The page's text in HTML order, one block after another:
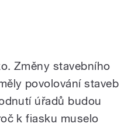
Změny stavebního
povolování staveb
úřadů budou
k fiasku muselo